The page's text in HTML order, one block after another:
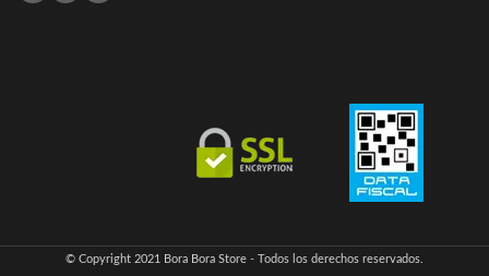
© Copyright 2021 Bora Bora Store - Todos los derechos reservados.